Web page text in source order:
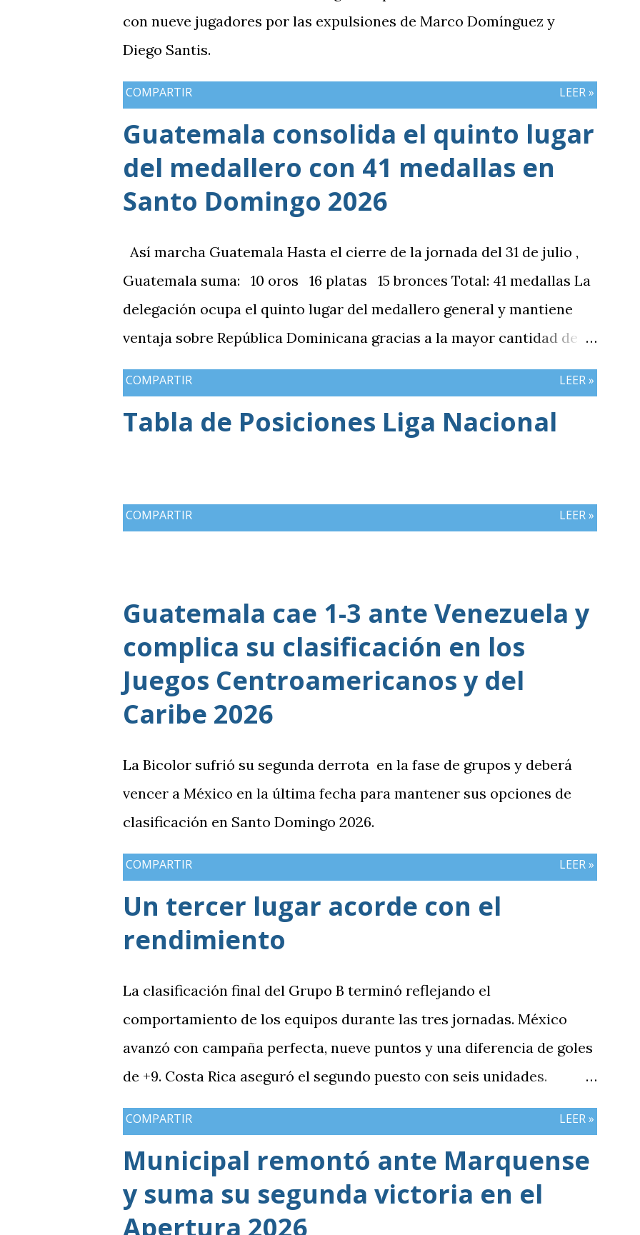
con nueve jugadores por las expulsiones de Marco Domínguez y
Diego Santis.
COMPARTIR LEER »
Guatemala consolida el quinto lugar
del medallero con 41 medallas en
Santo Domingo 2026
Así marcha Guatemala Hasta el cierre de la jornada del 31 de julio ,
Guatemala suma: 10 oros 16 platas 15 bronces Total: 41 medallas La
delegación ocupa el quinto lugar del medallero general y mantiene
ventaja sobre República Dominicana gracias a la mayor cantidad de
medallas de plata, aunque ambos países registran el mismo número
de oros (10).
COMPARTIR LEER »
Tabla de Posiciones Liga Nacional
COMPARTIR LEER »
Guatemala cae 1-3 ante Venezuela y
complica su clasificación en los
Juegos Centroamericanos y del
Caribe 2026
La Bicolor sufrió su segunda derrota en la fase de grupos y deberá
vencer a México en la última fecha para mantener sus opciones de
clasificación en Santo Domingo 2026.
COMPARTIR LEER »
Un tercer lugar acorde con el
rendimiento
La clasificación final del Grupo B terminó reflejando el
comportamiento de los equipos durante las tres jornadas. México
avanzó con campaña perfecta, nueve puntos y una diferencia de goles
de +9. Costa Rica aseguró el segundo puesto con seis unidades.
Guatemala finalizó tercera con tres puntos y diferencia de -1,
mientras Antigua y Barbuda cerró sin sumar. ¿Por qué Guatemala
terminó tercera y dependió de otros resultados? Porque el equipo
solo consiguió imponer condiciones frente al rival más débil del
grupo. En los dos partidos que definían la clasificación fue superado
COMPARTIR LEER »
Municipal remontó ante Marquense
y suma su segunda victoria en el
Apertura 2026